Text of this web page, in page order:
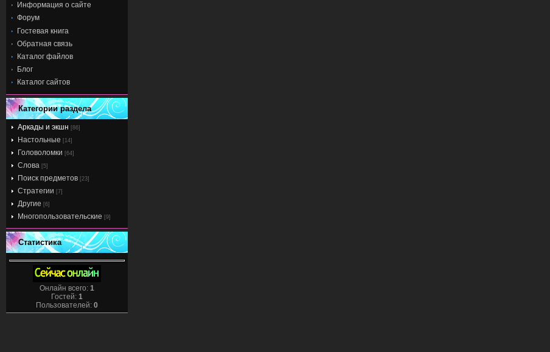
Информация о сайте
Форум
Гостевая книга
Обратная связь
Каталог файлов
Блог
Каталог сайтов
Категории раздела
Аркады и экшн [86]
Настольные [14]
Головоломки [64]
Слова [5]
Поиск предметов [23]
Стратегии [7]
Другие [6]
Многопользовательские [9]
Статистика
Онлайн всего: 1
Гостей: 1
Пользователей: 0